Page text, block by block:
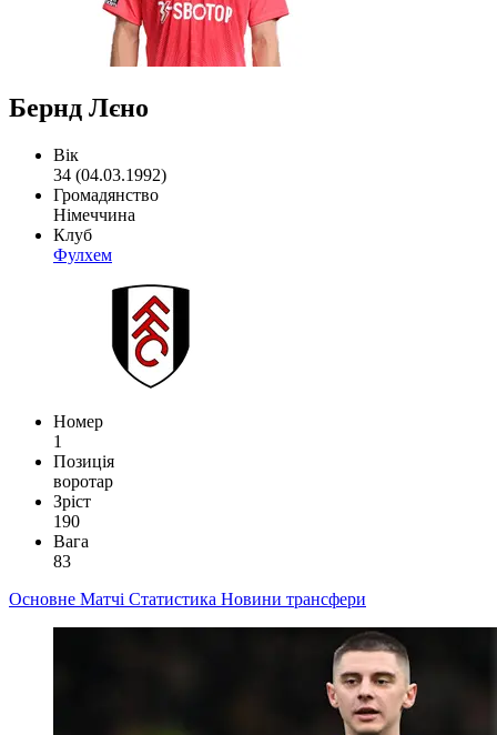
Бернд Лєно
Вік
34 (04.03.1992)
Громадянство
Німеччина
Клуб
Фулхем
Номер
1
Позиція
воротар
Зріст
190
Вага
83
Основне Матчі Статистика Новини трансфери